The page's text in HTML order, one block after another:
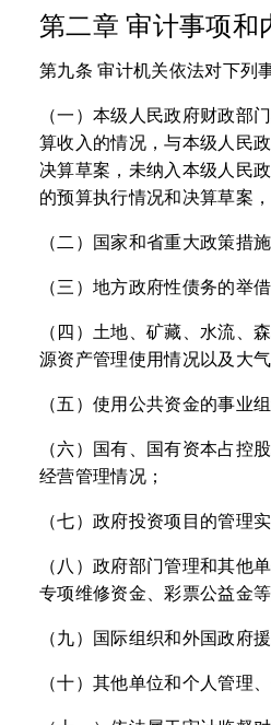
第二章 审计事项和
第九条 审计机关依法对下列
（一）本级人民政府财政部
算收入的情况，与本级人民
决算草案，未纳入本级人民
的预算执行情况和决算草案
（二）国家和省重大政策措
（三）地方政府性债务的举
（四）土地、矿藏、水流、
源资产管理使用情况以及大
（五）使用公共资金的事业
（六）国有、国有资本占控
经营管理情况；
（七）政府投资项目的管理
（八）政府部门管理和其他
专项维修资金、彩票公益金
（九）国际组织和外国政府
（十）其他单位和个人管理